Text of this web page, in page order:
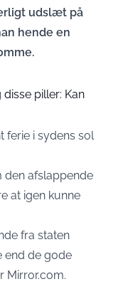
udslæt på
hende en
piller: Kan
ferie i sydens sol
den afslappende
at igen kunne
fra staten
end de gode
Mirror.com.